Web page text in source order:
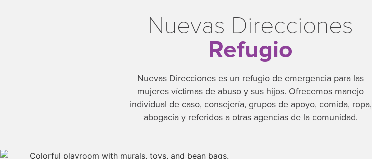
Nuevas Direcciones
Refugio
Nuevas Direcciones es un refugio de emergencia para las
mujeres víctimas de abuso y sus hijos. Ofrecemos manejo
individual de caso, consejería, grupos de apoyo, comida, ropa,
abogacía y referidos a otras agencias de la comunidad.​